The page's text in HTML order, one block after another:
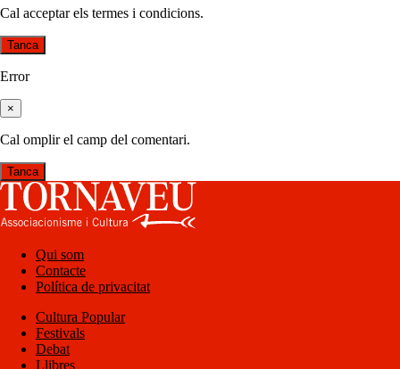
Cal acceptar els termes i condicions.
Tanca
Error
×
Cal omplir el camp del comentari.
Tanca
Qui som
Contacte
Política de privacitat
Cultura Popular
Festivals
Debat
Llibres